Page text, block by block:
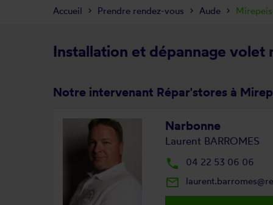
Installation et dépannage volet
Notre intervenant Répar'stores à
Narbonne
Laurent BARROMES
local_phone 04 22 53 06 06
mail_outline
Accueil Prendre rendez-vous Aude